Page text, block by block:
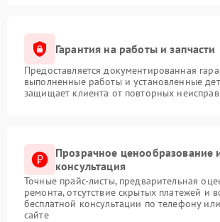
Гарантия на работы и запчасти
Предоставляется документированная
выполненные работы и установленные
защищает клиента от повторных
Прозрачное ценообразование
консультация
Точные прайс-листы, предварительная
ремонта, отсутствие скрытых платежей и
бесплатной консультации по телефону
сайте